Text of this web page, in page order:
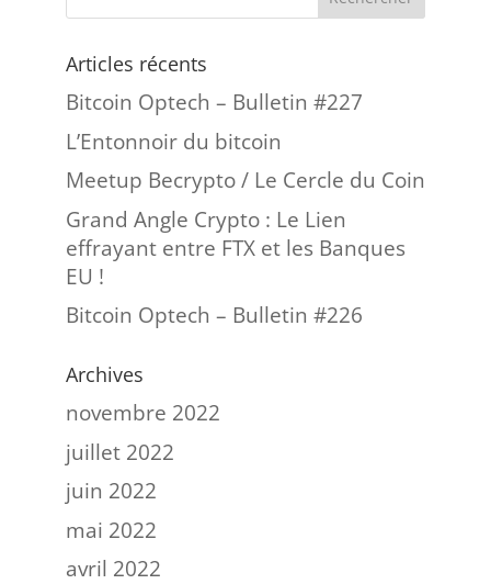
Articles récents
Bitcoin Optech – Bulletin #227
L’Entonnoir du bitcoin
Meetup Becrypto / Le Cercle du Coin
Grand Angle Crypto : Le Lien
effrayant entre FTX et les Banques
EU !
Bitcoin Optech – Bulletin #226
Archives
novembre 2022
juillet 2022
juin 2022
mai 2022
avril 2022